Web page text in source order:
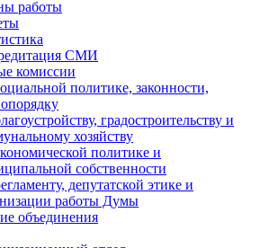
работы
СМИ
комиссии
политике, законности,
градостроительству и
хозяйству
политике и
собственности
депутатской этике и
работы Думы
объединения